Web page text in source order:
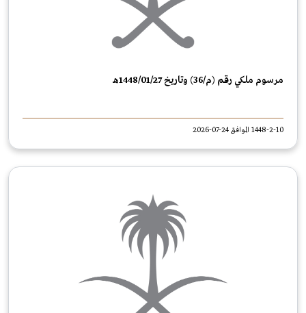
مرسوم ملكي رقم (م/36) وتاريخ 1448/01/27هـ
1448-2-10 الموافق 24-07-2026